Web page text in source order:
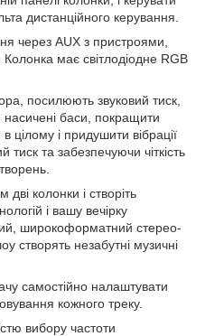
дистанційного керування.
через AUX з пристроями,
має світлодіодне RGB
посилюють звуковий тиск,
баси, покращити
цілому і придушити вібрації
тиск та забезпечуючи чіткість
колонки і створіть
і вашу вечірку
широкоформатний стерео-
створять незабутні музичні
самостійно налаштувати
кожного треку.
вибору частоти